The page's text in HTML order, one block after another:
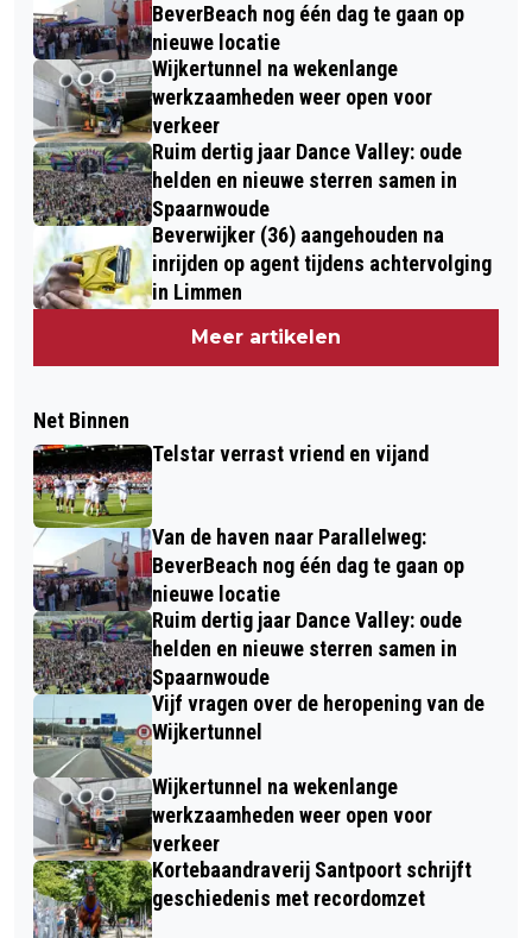
BeverBeach nog één dag te gaan op
nieuwe locatie
Wijkertunnel na wekenlange
werkzaamheden weer open voor
verkeer
Ruim dertig jaar Dance Valley: oude
helden en nieuwe sterren samen in
Spaarnwoude
Beverwijker (36) aangehouden na
inrijden op agent tijdens achtervolging
in Limmen
Meer artikelen
Net Binnen
Telstar verrast vriend en vijand
Van de haven naar Parallelweg:
BeverBeach nog één dag te gaan op
nieuwe locatie
Ruim dertig jaar Dance Valley: oude
helden en nieuwe sterren samen in
Spaarnwoude
Vijf vragen over de heropening van de
Wijkertunnel
Wijkertunnel na wekenlange
werkzaamheden weer open voor
verkeer
Kortebaandraverij Santpoort schrijft
geschiedenis met recordomzet